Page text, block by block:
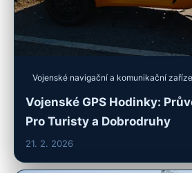
Vojenské navigační a komunikační
Vojenské GPS Hodinky:
Pro Turisty a Dobrodruhy
21. 2. 2026